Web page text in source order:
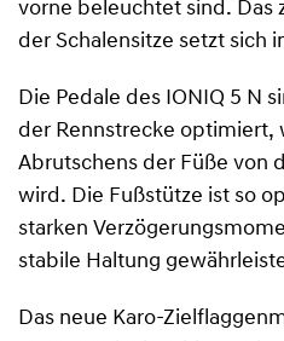
vorne beleuchtet sind. Das
der Schalensitze setzt sich
Die Pedale des IONIQ 5 N
der Rennstrecke optimiert,
Abrutschens der Füße von
wird. Die Fußstütze ist so
starken
stabile Haltung
Das neue Karo-